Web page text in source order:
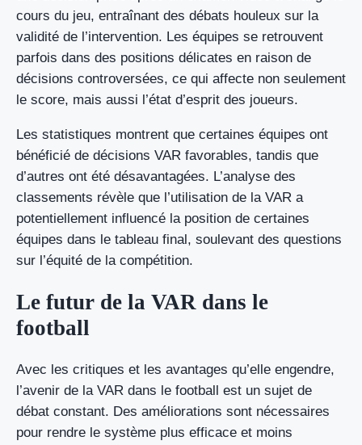
cours du jeu, entraînant des débats houleux sur la
validité de l’intervention. Les équipes se retrouvent
parfois dans des positions délicates en raison de
décisions controversées, ce qui affecte non seulement
le score, mais aussi l’état d’esprit des joueurs.
Les statistiques montrent que certaines équipes ont
bénéficié de décisions VAR favorables, tandis que
d’autres ont été désavantagées. L’analyse des
classements révèle que l’utilisation de la VAR a
potentiellement influencé la position de certaines
équipes dans le tableau final, soulevant des questions
sur l’équité de la compétition.
Le futur de la VAR dans le
football
Avec les critiques et les avantages qu’elle engendre,
l’avenir de la VAR dans le football est un sujet de
débat constant. Des améliorations sont nécessaires
pour rendre le système plus efficace et moins